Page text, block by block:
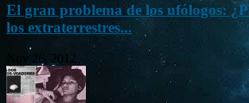
El gran problema de los ufólogos:
los extraterrestres...
Nov 26, 2012